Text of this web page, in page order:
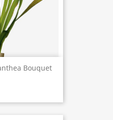
Bouquet